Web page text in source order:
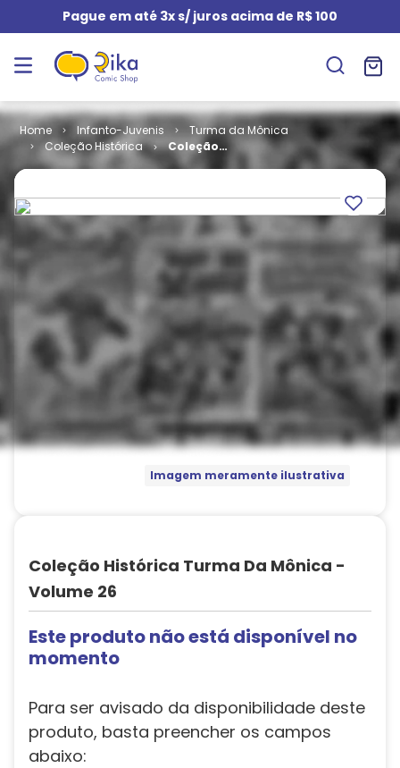
Pague em até 3x s/ juros acima de R$ 100
Infanto-Juvenis
Turma da Mônica
Coleção Histórica
Coleção
Histórica
Mônica -
Imagem meramente ilustrativa
Coleção Histórica Turma Da Mônica -
Volume 26
Este produto não está disponível no
momento
Para ser avisado da disponibilidade deste
produto, basta preencher os campos
abaixo: